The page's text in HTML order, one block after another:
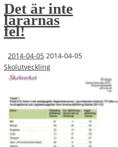
Det är inte
lärarnas
fel!
2014-04-05 2014-04-05
Skolutveckling